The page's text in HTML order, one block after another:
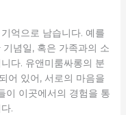
억으로 남습니다. 예를
념일, 혹은 가족과의 소
다. 유앤미룸싸롱의 분
어 있어, 서로의 마음을
이 이곳에서의 경험을 통
.